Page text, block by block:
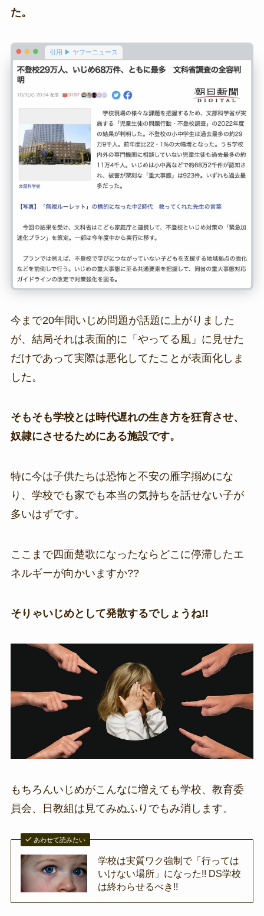
た。
引用 ▶ ヤフーニュース
今まで20年間いじめ問題が話題に上がりました
が、結局それは表面的に「やってる風」に見せた
だけであって実際は悪化してたことが表面化しま
した。
そもそも学校とは時代遅れの生き方を狂育させ、
奴隷にさせるためにある施設です。
特に今は子供たちは恐怖と不安の雁字搦めにな
り、学校でも家でも本当の気持ちを話せない子が
多いはずです。
ここまで四面楚歌になったならどこに停滞したエ
ネルギーが向かいますか??
そりゃいじめとして発散するでしょうね!!
もちろんいじめがこんなに増えても学校、教育委
員会、日教組は見てみぬふりでもみ消します。
あわせて読みたい
学校は実質ワク強制で「行っては
いけない場所」になった!! DS学校
は終わらせるべき!!